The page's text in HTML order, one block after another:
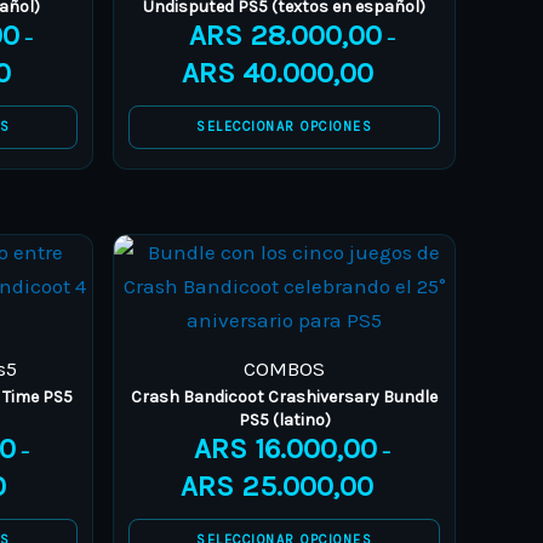
–
Undisputed PS5 (textos en español)
ARS 28.000,00 –
ARS 40.000,00
SELECCIONAR OPCIONES
The
options
be
chosen
the
product
page
PS5
–
Price
range:
ARS 16.000,00
COMBOS
Crash Bandicoot Crashiversary Bundle
PS5 (latino)
ARS 16.000,00 –
ARS 25.000,00
Price
range:
ARS 16.000,00
ARS 25.000,00
This
product
has
variants.
The
options
may
be